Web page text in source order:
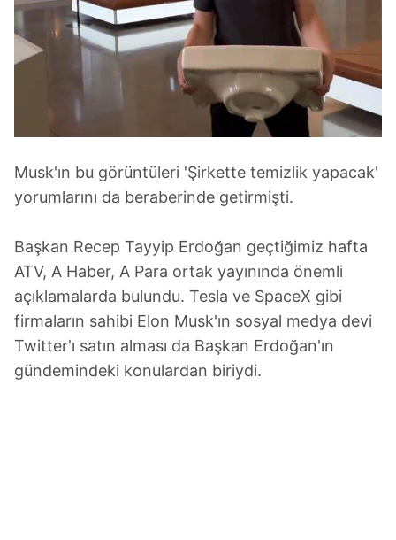
Musk'ın bu görüntüleri 'Şirkette temizlik yapacak'
yorumlarını da beraberinde getirmişti.
Başkan Recep Tayyip Erdoğan geçtiğimiz hafta
ATV, A Haber, A Para ortak yayınında önemli
açıklamalarda bulundu. Tesla ve SpaceX gibi
firmaların sahibi Elon Musk'ın sosyal medya devi
Twitter'ı satın alması da Başkan Erdoğan'ın
gündemindeki konulardan biriydi.